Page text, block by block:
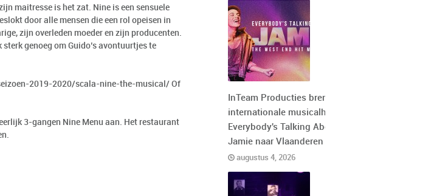
maitresse is het zat. Nine is een sensuele
door alle mensen die een rol opeisen in
zijn overleden moeder en zijn producenten.
genoeg om Guido’s avontuurtjes te
2019-2020/scala-nine-the-musical/ Of
3-gangen Nine Menu aan. Het restaurant
InTeam Producties brengt de
internationale musicalhit
Everybody's Talking About
Jamie naar Vlaanderen
augustus 4, 2026